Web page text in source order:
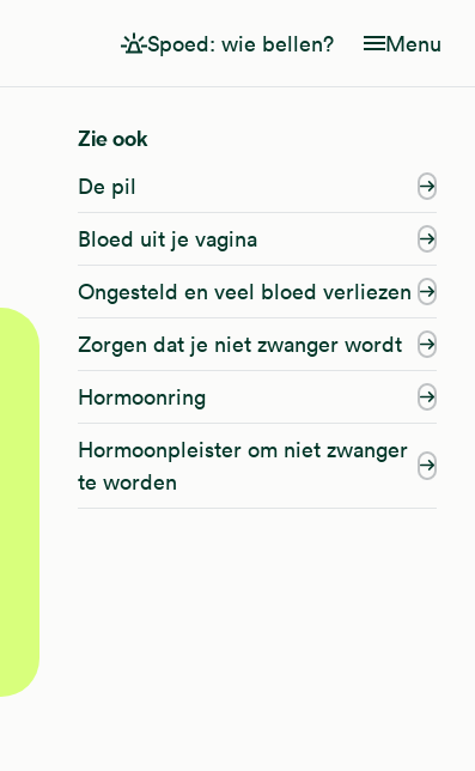
Spoed: wie bellen? Menu
Zie ook
De pil
Bloed uit je vagina
Ongesteld en veel bloed verliezen
Zorgen dat je niet zwanger wordt
Hormoonring
Hormoonpleister om niet zwanger
te worden